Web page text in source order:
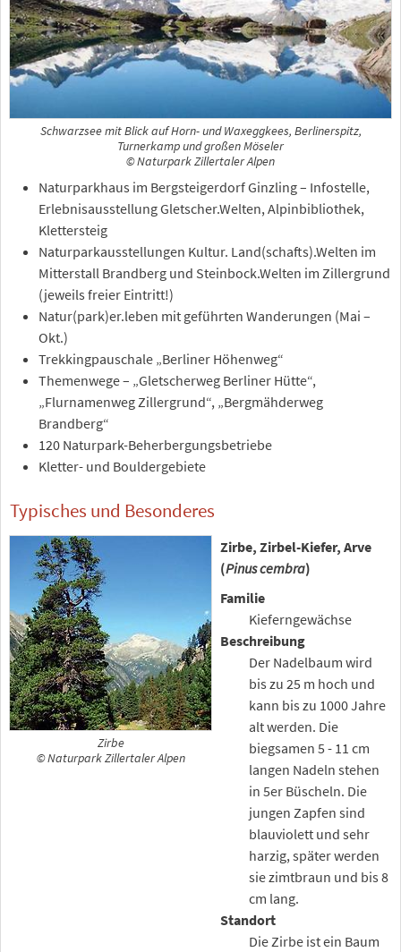
Schwarzsee mit Blick auf Horn- und Waxeggkees, Berlinerspitz,
Turnerkamp und großen Möseler
© Naturpark Zillertaler Alpen
Naturparkhaus im Bergsteigerdorf Ginzling – Infostelle,
Erlebnisausstellung Gletscher.Welten, Alpinbibliothek,
Klettersteig
Naturparkausstellungen Kultur. Land(schafts).Welten im
Mitterstall Brandberg und Steinbock.Welten im Zillergrund
(jeweils freier Eintritt!)
Natur(park)er.leben mit geführten Wanderungen (Mai –
Okt.)
Trekkingpauschale „Berliner Höhenweg“
Themenwege – „Gletscherweg Berliner Hütte“,
„Flurnamenweg Zillergrund“, „Bergmähderweg
Brandberg“
120 Naturpark-Beherbergungsbetriebe
Kletter- und Bouldergebiete
Typisches und Besonderes
Zirbe
© Naturpark Zillertaler Alpen
Zirbe, Zirbel-Kiefer, Arve
(Pinus cembra)
Familie
Kieferngewächse
Beschreibung
Der Nadelbaum wird
bis zu 25 m hoch und
kann bis zu 1000 Jahre
alt werden. Die
biegsamen 5 - 11 cm
langen Nadeln stehen
in 5er Büscheln. Die
jungen Zapfen sind
blauviolett und sehr
harzig, später werden
sie zimtbraun und bis 8
cm lang.
Standort
Die Zirbe ist ein Baum